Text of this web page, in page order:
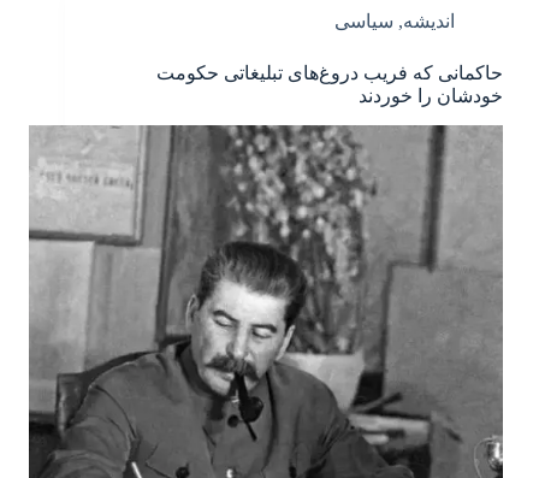
اندیشه, سیاسی
حاکمانی که فریب دروغ‌های تبلیغاتی حکومت
خودشان را خوردند